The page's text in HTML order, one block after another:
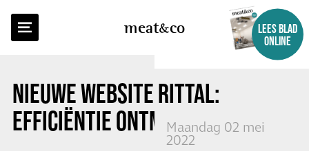
meatco
LEES BLAD
ONLINE
NIEUWE WEBSITE RITTAL:
EFFICIËNTIE ONTMOET DESIGN
Maandag 02 mei
2022
TERUG NAAR OVERZICHT